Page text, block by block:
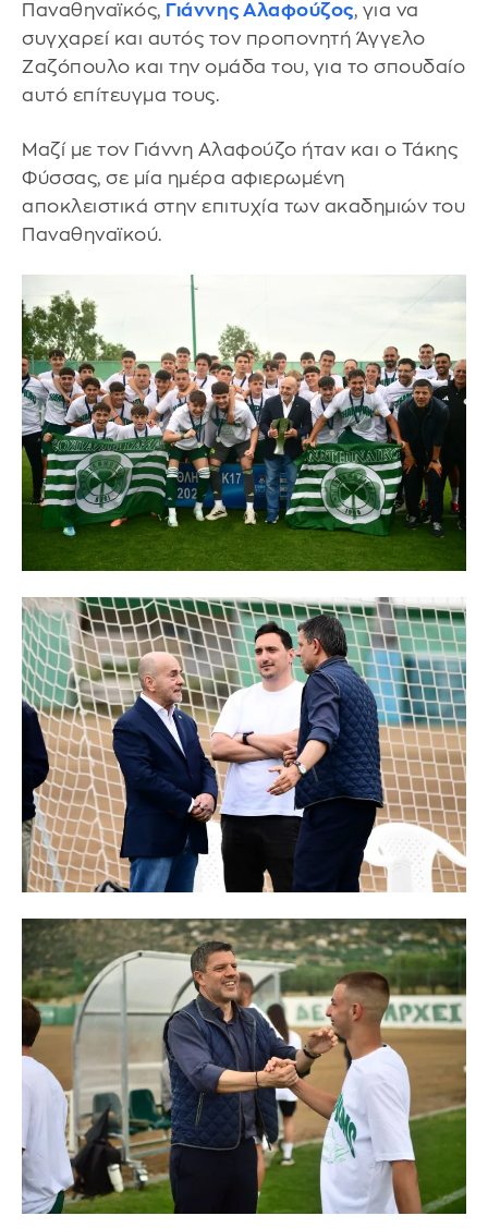
Παναθηναϊκός, Γιάννης Αλαφούζος, για να
συγχαρεί και αυτός τον προπονητή Άγγελο
Ζαζόπουλο και την ομάδα του, για το σπουδαίο
αυτό επίτευγμα τους.
Μαζί με τον Γιάννη Αλαφούζο ήταν και ο Τάκης
Φύσσας, σε μία ημέρα αφιερωμένη
αποκλειστικά στην επιτυχία των ακαδημιών του
Παναθηναϊκού.